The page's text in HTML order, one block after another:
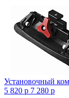
Установочный
5 820 p 7 280 p